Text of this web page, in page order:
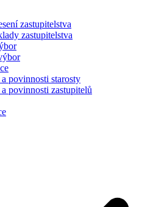
zastupitelstva
zastupitelstva
povinnosti starosty
povinnosti zastupitelů